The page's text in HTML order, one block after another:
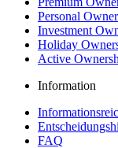
Personal
Investment
Holiday
Active
Information
FAQ